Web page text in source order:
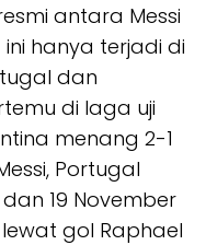
antara Messi
hanya terjadi di
dan
di laga uji
menang 2-1
Portugal
19 November
gol Raphael